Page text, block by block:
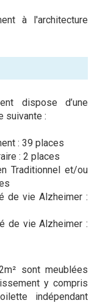
à l'architecture
dispose d’une
suivante :
: 39 places
: 2 places
Traditionnel et/ou
de vie Alzheimer :
de vie Alzheimer :
sont meublées
y compris
indépendant